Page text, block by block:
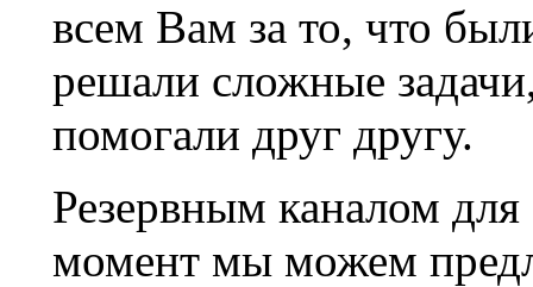
всем Вам за то, что
решали сложные
помогали друг другу.
Резервным каналом
момент мы можем